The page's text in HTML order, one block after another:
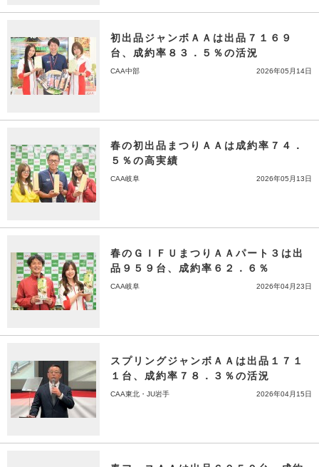
初出品ジャンボＡＡは出品７１６９
台、成約率８３．５％の活況
CAA中部 2026年05月14日
春の初出品まつりＡＡは成約率７４．
５％の高実績
CAA岐阜 2026年05月13日
春のＧＩＦＵまつりＡＡパート３は出
品９５９台、成約率６２．６％
CAA岐阜 2026年04月23日
スプリングジャンボＡＡは出品１７１
１台、成約率７８．３％の活況
CAA東北・JU岩手 2026年04月15日